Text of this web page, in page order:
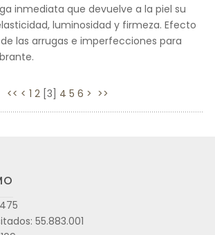
inmediata que devuelve a la piel su
luminosidad y firmeza. Efecto
las arrugas e imperfecciones para
<< < 1 2[ 3 4 5 6 > >>
55.883.001